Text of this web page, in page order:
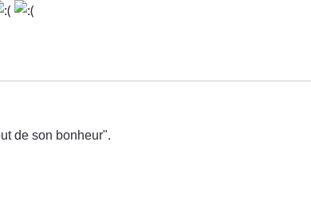
de son bonheur".